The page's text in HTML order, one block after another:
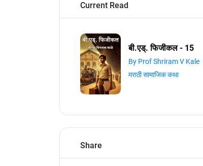
Current Read
बी.एड्. फिजीकल - 15
By Prof Shriram V Kale
मराठी सामाजिक कथा
Share